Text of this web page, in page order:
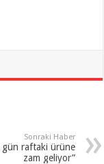
Sonraki Haber
gün raftaki ürüne
zam geliyor”